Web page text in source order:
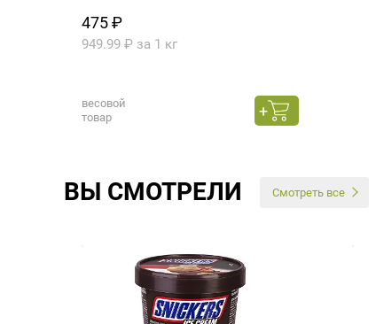
475 ₽
949.99 ₽ за 1 кг
весовой
товар
ВЫ СМОТРЕЛИ Смотреть все